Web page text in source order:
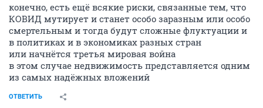
конечно, есть ещё всякие риски, связанные тем, что
КОВИД мутирует и станет особо заразным или особо
смертельным и тогда будут сложные флуктуации и
в политиках и в экономиках разных стран
или начнётся третья мировая война
в этом случае недвижимость представляется одним
из самых надёжных вложений
ОТВЕТИТЬ